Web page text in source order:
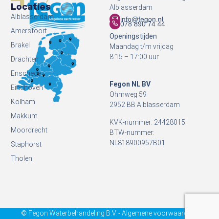
Alblasserdam
info@fegon.nl
078 890 74 44
Openingstijden
Maandag t/m vrijdag
8:15 – 17:00 uur
Fegon NL BV
Ohmweg 59
2952 BB Alblasserdam
KVK-nummer: 24428015
BTW-nummer:
NL818900957B01
Locaties
Alblasserdam
Amersfoort
Brakel
Drachten
Enschede
Eindhoven
Kolham
Makkum
Moordrecht
Staphorst
Tholen
© Fegon Waterbehandeling B.V. - Algemene voorwaarden -